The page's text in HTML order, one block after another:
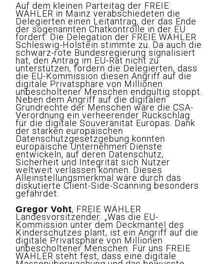
Auf dem kleinen Parteitag der FREIE
WÄHLER in Mainz verabschiedeten die
Delegierten einen Leitantrag, der das Ende
der sogenannten Chatkontrolle in der EU
fordert. Die Delegation der FREIE WÄHLER
Schleswig-Holstein stimmte zu. Da auch die
schwarz-rote Bundesregierung signalisiert
hat, den Antrag im EU-Rat nicht zu
unterstützen, fordern die Delegierten, dass
die EU-Kommission diesen Angriff auf die
digitale Privatsphäre von Millionen
unbescholtener Menschen endgültig stoppt.
Neben dem Angriff auf die digitalen
Grundrechte der Menschen wäre die CSA-
Verordnung ein verheerender Rückschlag
für die digitale Souveränität Europas. Dank
der starken europäischen
Datenschutzgesetzgebung konnten
europäische Unternehmen Dienste
entwickeln, auf deren Datenschutz,
Sicherheit und Integrität sich Nutzer
weltweit verlassen können. Dieses
Alleinstellungsmerkmal wäre durch das
diskutierte Client-Side-Scanning besonders
gefährdet.
Gregor Voht, FREIE WÄHLER
Landesvorsitzender: „Was die EU-
Kommission unter dem Deckmantel des
Kinderschutzes plant, ist ein Angriff auf die
digitale Privatsphäre von Millionen
unbescholtener Menschen. Für uns FREIE
WÄHLER steht fest, dass eine digitale